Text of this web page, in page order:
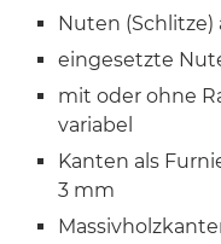
Nuten
eingesetzte
mit oder ohne
variabel
Kanten als
3 mm